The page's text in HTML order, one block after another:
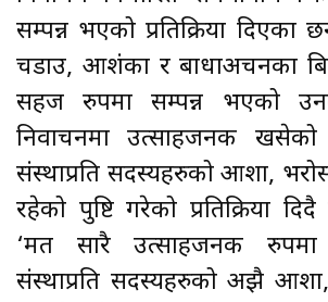
सम्पन्न भएको प्रतिक्रिया दिएका
चडाउ, आशंका र बाधाअर्चनका
सहज रुपमा सम्पन्न भएको
निर्वाचनमा उत्साहजनक
संस्थाप्रति सदस्यहरुको आशा,
रहेको पुष्टि गरेको प्रतिक्रिया
‘मत सारै उत्साहजनक
संस्थाप्रति सदस्यहरुको अझै आशा,